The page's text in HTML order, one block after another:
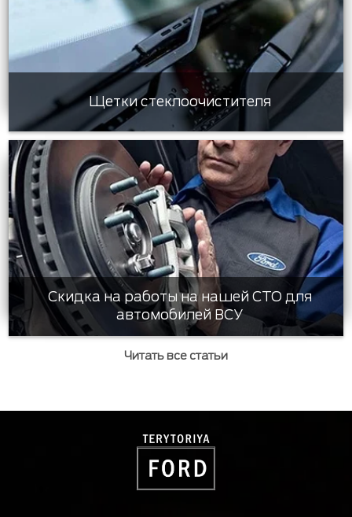
Щетки стеклоочистителя
Скидка на работы на нашей СТО для
автомобилей ВСУ
Читать все статьи